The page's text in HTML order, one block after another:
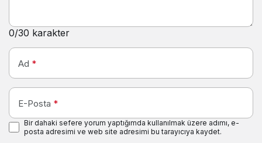
0/30 karakter
Ad *
E-Posta *
Bir dahaki sefere yorum yaptığımda kullanılmak üzere adımı, e-
posta adresimi ve web site adresimi bu tarayıcıya kaydet.